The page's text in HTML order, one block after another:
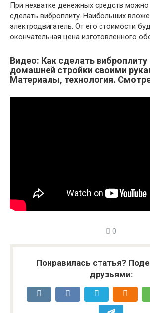
При нехватке денежных средств можно
сделать виброплиту. Наибольших
электродвигатель. От его стоимости
окончательная цена изготовленного
Видео: Как сделать виброплиту
домашней стройки своими
Материалы, технология.
0
Понравилась статья?
друзьями: